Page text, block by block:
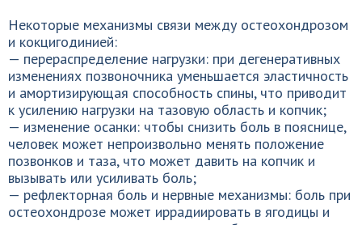
Некоторые механизмы связи между остеохондрозом
и кокцигодинией:
— перераспределение нагрузки: при дегенеративных
изменениях позвоночника уменьшается эластичность
и амортизирующая способность спины, что приводит
к усилению нагрузки на тазовую область и копчик;
— изменение осанки: чтобы снизить боль в пояснице,
человек может непроизвольно менять положение
позвонков и таза, что может давить на копчик и
вызывать или усиливать боль;
— рефлекторная боль и нервные механизмы: боль при
остеохондрозе может иррадиировать в ягодицы и